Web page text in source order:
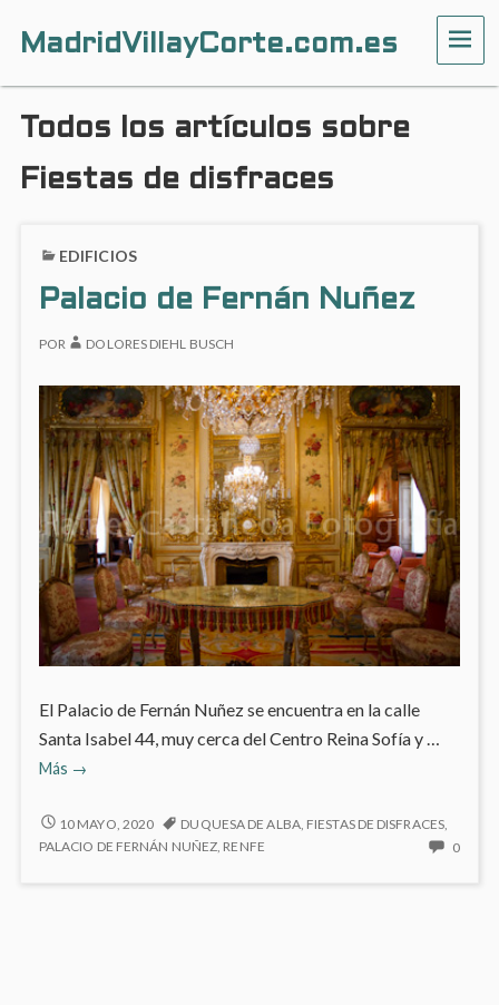
MadridVillayCorte.com.es
Todos los artículos sobre
Fiestas de disfraces
EDIFICIOS
Palacio de Fernán Nuñez
POR DOLORES DIEHL BUSCH
El Palacio de Fernán Nuñez se encuentra en la calle
Santa Isabel 44, muy cerca del Centro Reina Sofía y …
Más
Palacio
Fernán
Nuñez
→
PALACIO
DE
10 MAYO, 2020 DUQUESA DE ALBA, FIESTAS DE DISFRACES,
PALACIO DE FERNÁN NUÑEZ, RENFE 0NO